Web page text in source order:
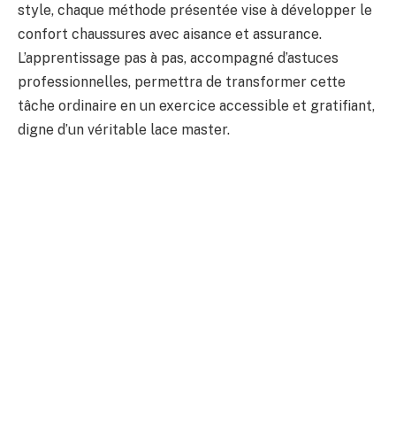
style, chaque méthode présentée vise à développer le
confort chaussures avec aisance et assurance.
L’apprentissage pas à pas, accompagné d’astuces
professionnelles, permettra de transformer cette
tâche ordinaire en un exercice accessible et gratifiant,
digne d’un véritable lace master.